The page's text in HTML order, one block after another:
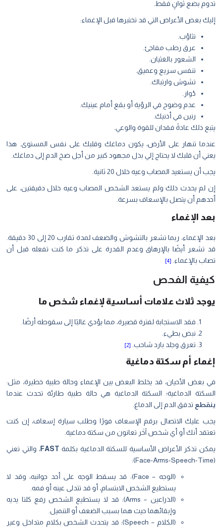
تدوم بضع ثوانٍ فقط.
إليك بعض الأعراض التي قد تختبرها قبل الإغماء:
تثاؤب.
عرق رطب مفاجئ.
الشعور بالغثيان.
تنفس سريع وعميق.
تشوش وارتباك.
دُوار.
عدم وضوح في الرؤية أو بقع أمام عينيك.
رنين في أذنيك.
يتبع ذلك عادةً فقدان للقوة والوعي.
عندما تنهار على الأرض، يكون دماغك وقلبك على نفس المستوى. هذا
يعني أن قلبك لا يحتاج إلي بذل مجهود كبير من أجل ضخ الدم إلى دماغك.
يجب أن يستعيد المصاب وعيه خلال 20 ثانية.
إن لم يحدث ذلك ولم يستعد الشخص المصاب وعيه خلال دقيقتين، على
أحدهم أن يتصل بالإسعاف بسرعة.
بعد الإغماء
بعد الإغماء، ربما تشعر بالتشوش والضعف لمدة تقارب 20 إلى 30 دقيقة.
قد تشعر أيضًا بالإرهاق وعدم القدرة على تذكر ما كنت تفعله قبل أن
تصاب بالإغماء. [4]
كيفية الفحص
يوجد ثلاث علامات أساسية لإغماء شخص ما
فقد الاستجابة لفترة قصيرة، مما يؤدي غالبًا إلى سقوطه أرضًا.
نبض بطيء.
تعرق وجلد بارد شاحب. [2]
إغماء أم سكتة دماغية
في بعض الأحيان، قد يخلط البعض بين الإغماء وحالة طبية خطيرة، مثل:
السكتة الدماغية؛ السكتة الدماغية هي حالة طبية طارئة تحدث عندما
ينقطع تدفق الدم إلى الدماغ.
يجب عليك الاتصال برقم الإسعاف فورًا وطلب سيارة إسعاف، إن كنت
تعتقد أنك أو أي شخص آخَر تعانون من سكتة دماغية.
يمكن تذكر الأعراض الأساسية للسكتة الدماغية بكلمة FAST، والتي تعني
(Face-Arms-Speech-Time):
(الوجه – Face): قد يسقط الوجه على أحد جوانبه، وقد لا
يستطيع الشخص الابتسام، أو قد تتدلى عينه أو فمه.
(الذراعين – Arms): قد لا يستطيع الشخص رفع كلتا يديه
وإبقائهما حيث هما بسبب الضعف أو التنميل.
(الكلام – Speech): قد يتحدث الشخص بكلام متداخل وغير